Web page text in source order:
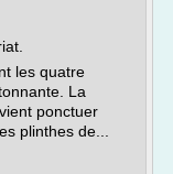
les quatre
La
ponctuer
plinthes de...